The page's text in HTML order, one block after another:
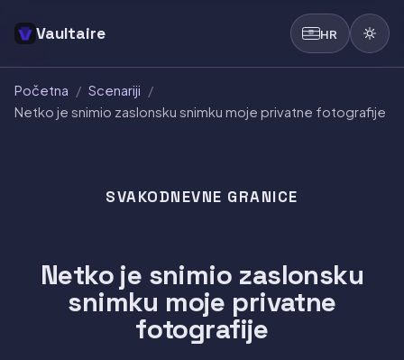
Vaultaire HR
Početna / Scenariji /
Netko je snimio zaslonsku snimku moje privatne fotografije
SVAKODNEVNE GRANICE
Netko je snimio zaslonsku
snimku moje privatne
fotografije